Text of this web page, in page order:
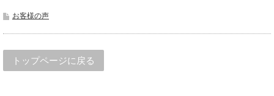
お客様の声
トップページに戻る